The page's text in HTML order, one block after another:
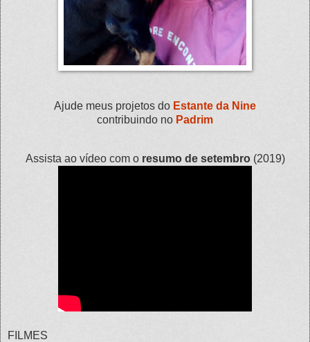
Ajude meus projetos do Estante da Nine
contribuindo no Padrim
Assista ao vídeo com o resumo de setembro(2019)
FILMES